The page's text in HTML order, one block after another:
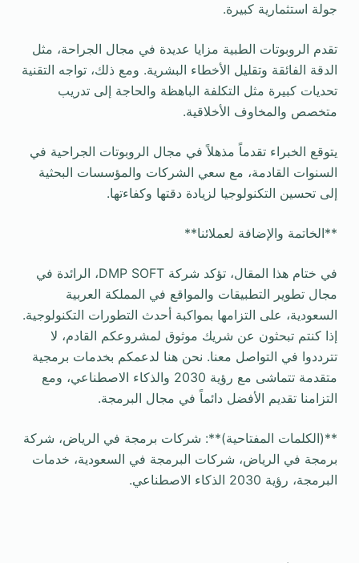
جولة استثمارية كبيرة.
تقدم الروبوتات الطبية مزايا عديدة في مجال الجراحة، مثل
الدقة الفائقة وتقليل الأخطاء البشرية. ومع ذلك، تواجه التقنية
تحديات كبيرة مثل التكلفة الباهظة والحاجة إلى تدريب
متخصص والمخاوف الأخلاقية.
يتوقع الخبراء تقدماً مذهلاً في مجال الروبوتات الجراحية في
السنوات القادمة، مع سعي الشركات والمؤسسات البحثية
إلى تحسين التكنولوجيا لزيادة دقتها وكفاءتها.
**الخاتمة والإضافة لعملائنا**
في ختام هذا المقال، تؤكد شركة DMP SOFT، الرائدة في
مجال تطوير التطبيقات والمواقع في المملكة العربية
السعودية، على التزامها بمواكبة أحدث التطورات التكنولوجية.
إذا كنتم تبحثون عن شريك موثوق لمشروعكم القادم، لا
تترددوا في التواصل معنا. نحن هنا لدعمكم بخدمات برمجية
متقدمة تتماشى مع رؤية 2030 والذكاء الاصطناعي، ومع
التزامنا تقديم الأفضل دائماً في مجال البرمجة.
**(الكلمات المفتاحية)**: شركات برمجة في الرياض، شركة
برمجة في الرياض، شركات البرمجة في السعودية، خدمات
البرمجة، رؤية 2030 الذكاء الاصطناعي.